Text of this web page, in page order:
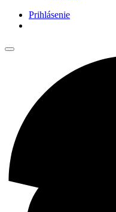
Prihlásenie